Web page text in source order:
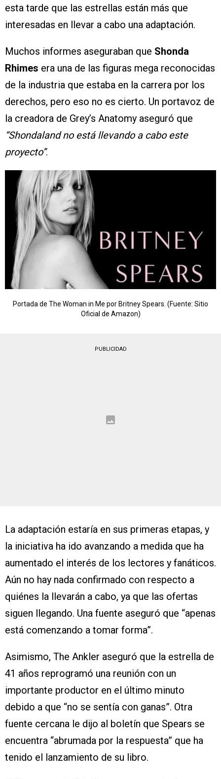
esta tarde que las estrellas están más que
interesadas en llevar a cabo una adaptación.
Muchos informes aseguraban que Shonda
Rhimes era una de las figuras mega reconocidas
de la industria que estaba en la carrera por los
derechos, pero eso no es cierto. Un portavoz de
la creadora de Grey’s Anatomy aseguró que
“Shondaland no está llevando a cabo este
proyecto”.
Portada de The Woman in Me por Britney Spears. (Fuente: Sitio
Oficial de Amazon)
PUBLICIDAD
La adaptación estaría en sus primeras etapas, y
la iniciativa ha ido avanzando a medida que ha
aumentado el interés de los lectores y fanáticos.
Aún no hay nada confirmado con respecto a
quiénes la llevarán a cabo, ya que las ofertas
siguen llegando. Una fuente aseguró que “apenas
está comenzando a tomar forma”.
Asimismo, The Ankler aseguró que la estrella de
41 años reprogramó una reunión con un
importante productor en el último minuto
debido a que “no se sentía con ganas”. Otra
fuente cercana le dijo al boletín que Spears se
encuentra “abrumada por la respuesta” que ha
tenido el lanzamiento de su libro.